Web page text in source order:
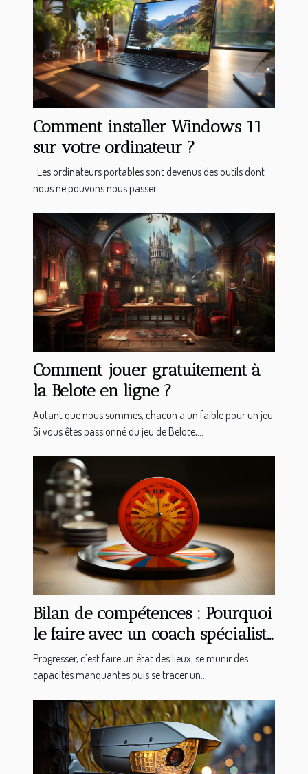
Comment installer Windows 11
sur votre ordinateur ?
Les ordinateurs portables sont devenus des outils dont
nous ne pouvons nous passer...
Comment jouer gratuitement à
la Belote en ligne ?
Autant que nous sommes, chacun a un faible pour un jeu.
Si vous êtes passionné du jeu de Belote,...
Bilan de compétences : Pourquoi
le faire avec un coach spécialiste
en bilan d’orientation ?
Progresser, c’est faire un état des lieux, se munir des
capacités manquantes puis se tracer un...